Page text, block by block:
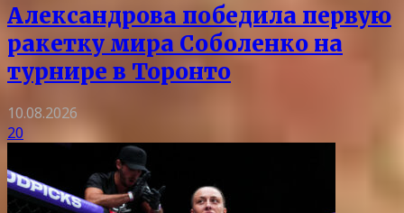
Александрова победила первую
ракетку мира Соболенко на
турнире в Торонто
10.08.2026
20